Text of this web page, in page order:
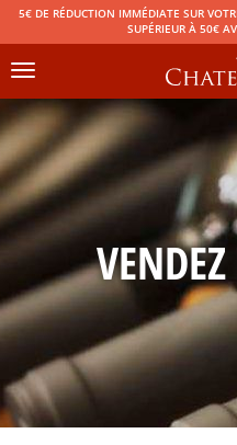
5€ DE RÉDUCTION IMMÉDIATE SUR
SUPÉRIEUR À 50€
Toggle